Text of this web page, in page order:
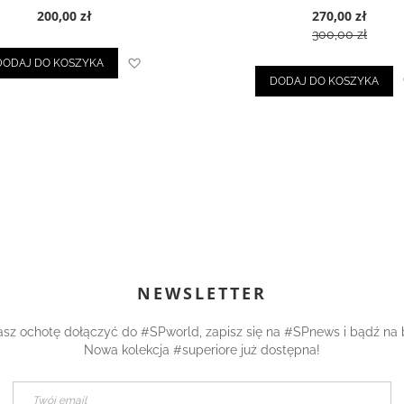
200,00 zł
DO KOSZYKA
270,00 zł
300,00 zł
DODAJ DO KOSZYKA
NEWSLETTER
ochotę dołączyć do #SPworld, zapisz się na #SPnews i bądź na
Nowa kolekcja #superiore już dostępna!